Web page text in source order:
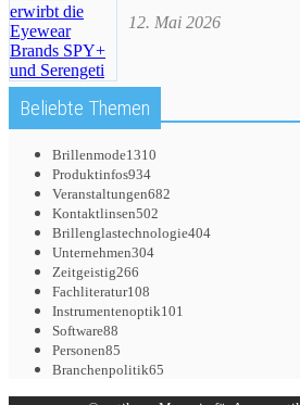
12. Mai 2026
Beliebte Themen
Brillenmode1310
Produktinfos934
Veranstaltungen682
Kontaktlinsen502
Brillenglastechnologie404
Unternehmen304
Zeitgeistig266
Fachliteratur108
Instrumentenoptik101
Software88
Personen85
Branchenpolitik65